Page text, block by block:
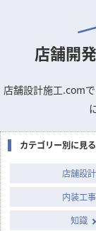
店舗開
店舗設計施工.com
カテゴリー別に見る
店舗設計
内装工事
知識